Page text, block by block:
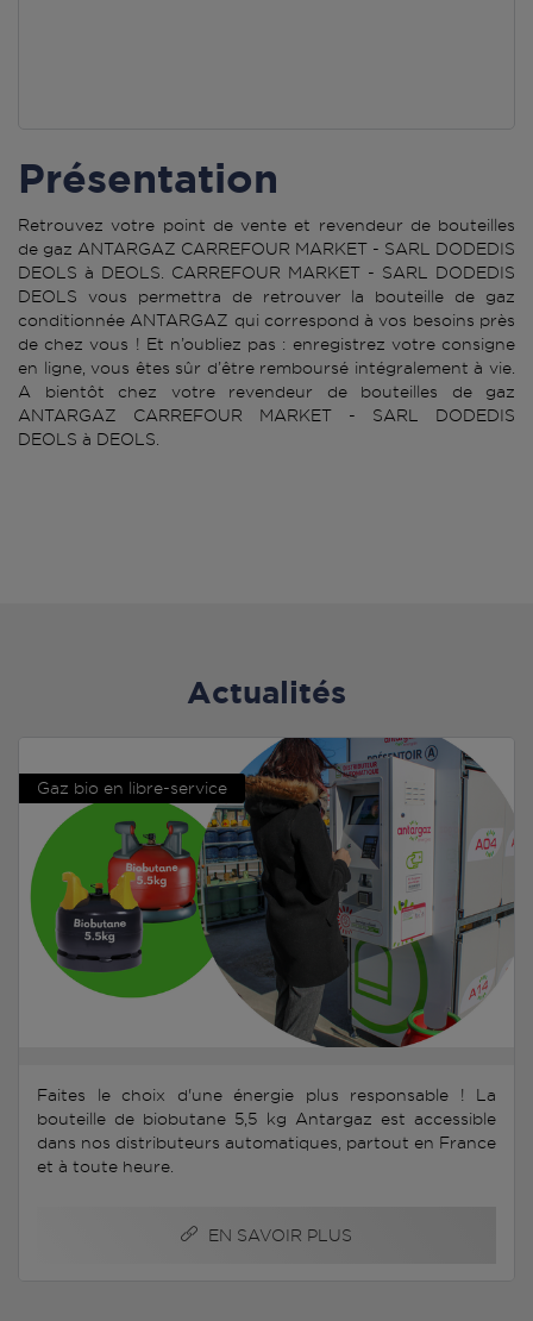
Présentation
Retrouvez votre point de vente et revendeur de bouteilles
de gaz ANTARGAZ CARREFOUR MARKET - SARL DODEDIS
DEOLS à DEOLS. CARREFOUR MARKET - SARL DODEDIS
DEOLS vous permettra de retrouver la bouteille de gaz
conditionnée ANTARGAZ qui correspond à vos besoins près
de chez vous ! Et n’oubliez pas : enregistrez votre consigne
en ligne, vous êtes sûr d’être remboursé intégralement à vie.
A bientôt chez votre revendeur de bouteilles de gaz
ANTARGAZ CARREFOUR MARKET - SARL DODEDIS
DEOLS à DEOLS.
Actualités
Gaz bio en libre-service
Faites le choix d'une énergie plus responsable ! La
bouteille de biobutane 5,5 kg Antargaz est accessible
dans nos distributeurs automatiques, partout en France
et à toute heure.
EN SAVOIR PLUS